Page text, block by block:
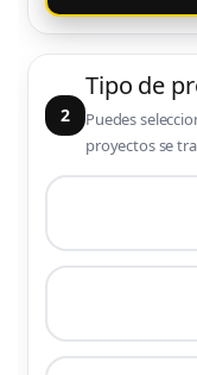
2
Tipo de
Puedes
proyectos se